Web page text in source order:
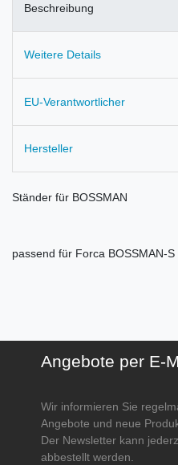
Beschreibung
Weitere Details
EU-Verantwortlicher
Hersteller
Ständer für BOSSMAN
passend für Forca BOSSMAN-S
Angebote per E-
Wir informieren Sie
Angebote und neue
Der Newsletter kann
abbestellt werden.